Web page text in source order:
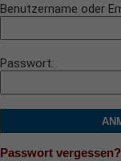
Benutzername oder
Passwort
Passwort vergessen?